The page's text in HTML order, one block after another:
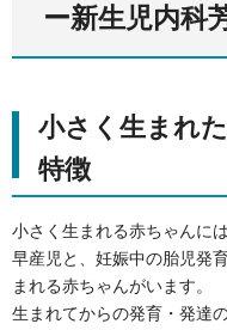
ー新生児内科
小さく生まれ
特徴
小さく生まれる赤ちゃんに
早産児と、妊娠中の胎児発
まれる赤ちゃんがいます。
生まれてからの発育・発達